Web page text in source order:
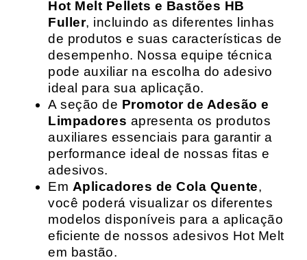
Hot Melt Pellets e Bastões HB
Fuller, incluindo as diferentes linhas
de produtos e suas características de
desempenho. Nossa equipe técnica
pode auxiliar na escolha do adesivo
ideal para sua aplicação.
A seção de Promotor de Adesão e
Limpadores apresenta os produtos
auxiliares essenciais para garantir a
performance ideal de nossas fitas e
adesivos.
Em Aplicadores de Cola Quente,
você poderá visualizar os diferentes
modelos disponíveis para a aplicação
eficiente de nossos adesivos Hot Melt
em bastão.